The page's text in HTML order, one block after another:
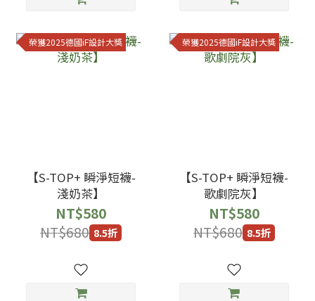
榮獲2025德國iF設計大獎
【S-TOP+ 瞬淨短襪-
淺奶茶】
NT$580
NT$680 8.5折
榮獲2025德國iF設計大獎
【S-TOP+ 瞬淨短襪-
歌劇院灰】
NT$580
NT$680 8.5折